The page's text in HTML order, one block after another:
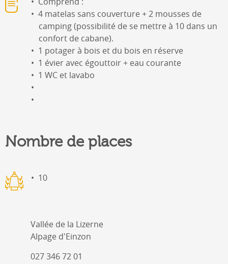
4 matelas sans couverture + 2 mousses de
camping (possibilité de se mettre à 10 dans un
confort de cabane).
1 potager à bois et du bois en réserve
1 évier avec égouttoir + eau courante
1 WC et lavabo
Nombre de places
10
Vallée de la Lizerne
Alpage d'Einzon
027 346 72 01